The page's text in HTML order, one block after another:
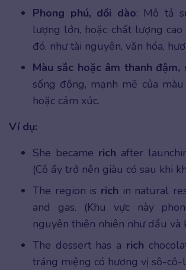
Phong phú, dồi dào: Mô tả
lượng lớn, hoặc chất lượng
đó, như tài nguyên, văn hóa,
Màu sắc hoặc âm thanh đậm,
sống động, mạnh mẽ của màu
hoặc cảm xúc.
Ví dụ:
She became rich after
(Cô ấy trở nên giàu có sau khi
The region is rich in natural
and gas. (Khu vực này
nguyên thiên nhiên như dầu và
The dessert has a rich
tráng miệng có hương vị sô-cô-